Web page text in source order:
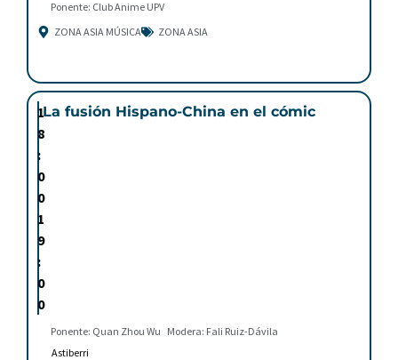
Ponente: Club Anime UPV
ZONA ASIA MÚSICA
ZONA ASIA
1
8
:
0
0
1
9
:
0
0
La fusión Hispano-China en el cómic
Ponente: Quan Zhou Wu Modera: Fali Ruiz-Dávila
Astiberri